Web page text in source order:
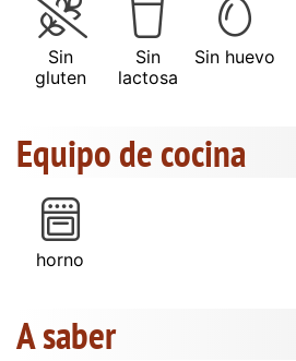
Sin
gluten
Sin
lactosa
Sin huevo
Equipo de cocina
horno
A saber